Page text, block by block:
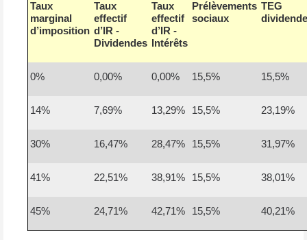
Taux
marginal
d’imposition
Taux
effectif
d’IR -
Dividendes
Taux
effectif
d’IR -
Intérêts
Prélèvements
sociaux
TEG
0% 0,00% 0,00% 15,5% 15,5%
14% 7,69% 13,29% 15,5% 23,19%
30% 16,47% 28,47% 15,5% 31,97%
41% 22,51% 38,91% 15,5% 38,01%
45% 24,71% 42,71% 15,5% 40,21%